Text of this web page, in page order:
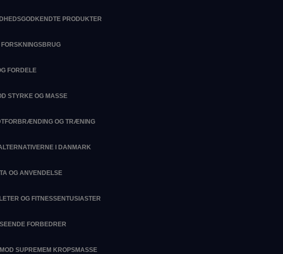
PRODUKTER
FORDELE
STYRKE OG MASSE
OG TRÆNING
I DANMARK
OG ANVENDELSE
OG FITNESSENTUSIASTER
FORBEDRER
SUPREMEM KROPSMASSE